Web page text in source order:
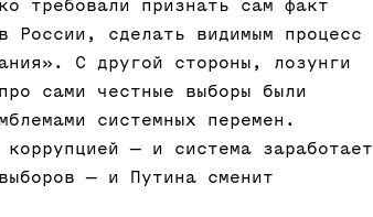
требовали признать сам факт
России, сделать видимым процесс
С другой стороны, лозунги
сами честные выборы были
системных перемен.
— и система заработает
— и Путина сменит